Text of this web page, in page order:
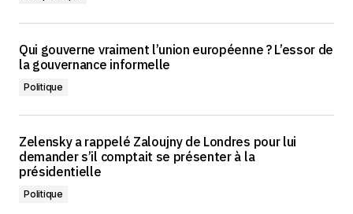
Qui gouverne vraiment l’union européenne ? L’essor de
la gouvernance informelle
Politique
Zelensky a rappelé Zaloujny de Londres pour lui
demander s’il comptait se présenter à la
présidentielle
Politique